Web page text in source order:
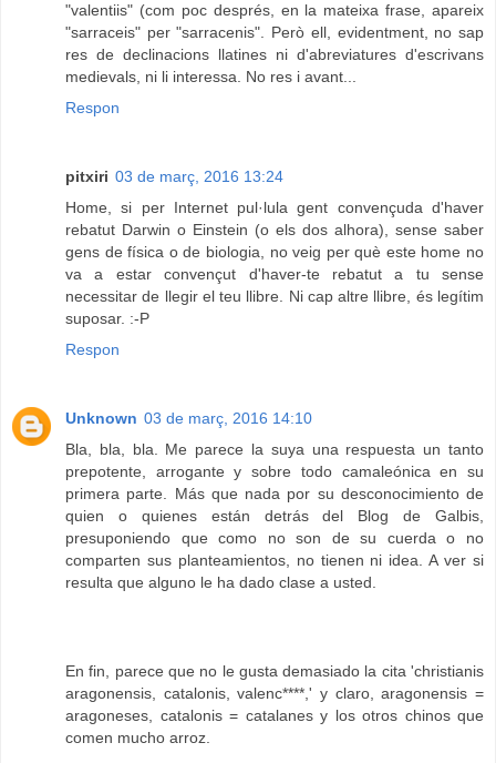
"valentiis" (com poc després, en la mateixa frase, apareix
"sarraceis" per "sarracenis". Però ell, evidentment, no sap
res de declinacions llatines ni d'abreviatures d'escrivans
medievals, ni li interessa. No res i avant...
Respon
pitxiri 03 de març, 2016 13:24
Home, si per Internet pul·lula gent convençuda d'haver
rebatut Darwin o Einstein (o els dos alhora), sense saber
gens de física o de biologia, no veig per què este home no
va a estar convençut d'haver-te rebatut a tu sense
necessitar de llegir el teu llibre. Ni cap altre llibre, és legítim
suposar. :-P
Respon
Unknown 03 de març, 2016 14:10
Bla, bla, bla. Me parece la suya una respuesta un tanto
prepotente, arrogante y sobre todo camaleónica en su
primera parte. Más que nada por su desconocimiento de
quien o quienes están detrás del Blog de Galbis,
presuponiendo que como no son de su cuerda o no
comparten sus planteamientos, no tienen ni idea. A ver si
resulta que alguno le ha dado clase a usted.
En fin, parece que no le gusta demasiado la cita 'christianis
aragonensis, catalonis, valenc****,' y claro, aragonensis =
aragoneses, catalonis = catalanes y los otros chinos que
comen mucho arroz.